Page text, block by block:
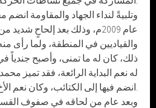
وتلبيةً لنداء الجهاد والمقاومة
عام 2009م، وذلك بعد إلحاحٍ
والقياديين في المنطقة، ولما رأى
ذلك، كان له ما تمنى، وأصبح جندياً
له نعم البداية الرائعة، فقد تميز
وبعد عام من لحاقه في صفوف